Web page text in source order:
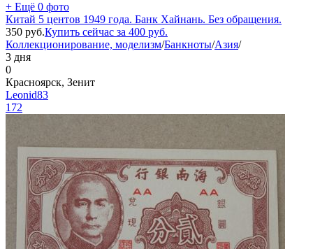
+ Ещё 0 фото
Китай 5 центов 1949 года. Банк Хайнань. Без обращения.
350 руб.Купить сейчас за 400 руб.
Коллекционирование, моделизм/Банкноты/Азия/
3 дня
0
Красноярск, Зенит
Leonid83
172